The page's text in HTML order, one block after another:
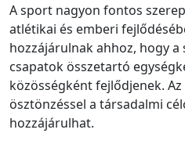
A sport nagyon fontos
atlétikai és emberi
hozzájárulnak ahhoz, hogy
csapatok összetartó
közösségként fejlődjenek.
ösztönzéssel a társadalmi
hozzájárulhat.